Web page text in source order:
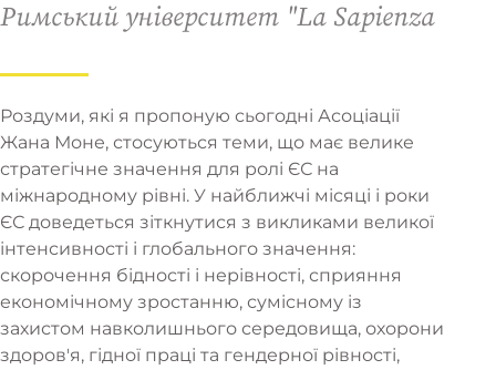
Римський університет "La Sapienza
Роздуми, які я пропоную сьогодні Асоціації
Жана Моне, стосуються теми, що має велике
стратегічне значення для ролі ЄС на
міжнародному рівні. У найближчі місяці і роки
ЄС доведеться зіткнутися з викликами великої
інтенсивності і глобального значення:
скорочення бідності і нерівності, сприяння
економічному зростанню, сумісному із
захистом навколишнього середовища, охорони
здоров'я, гідної праці та гендерної рівності,